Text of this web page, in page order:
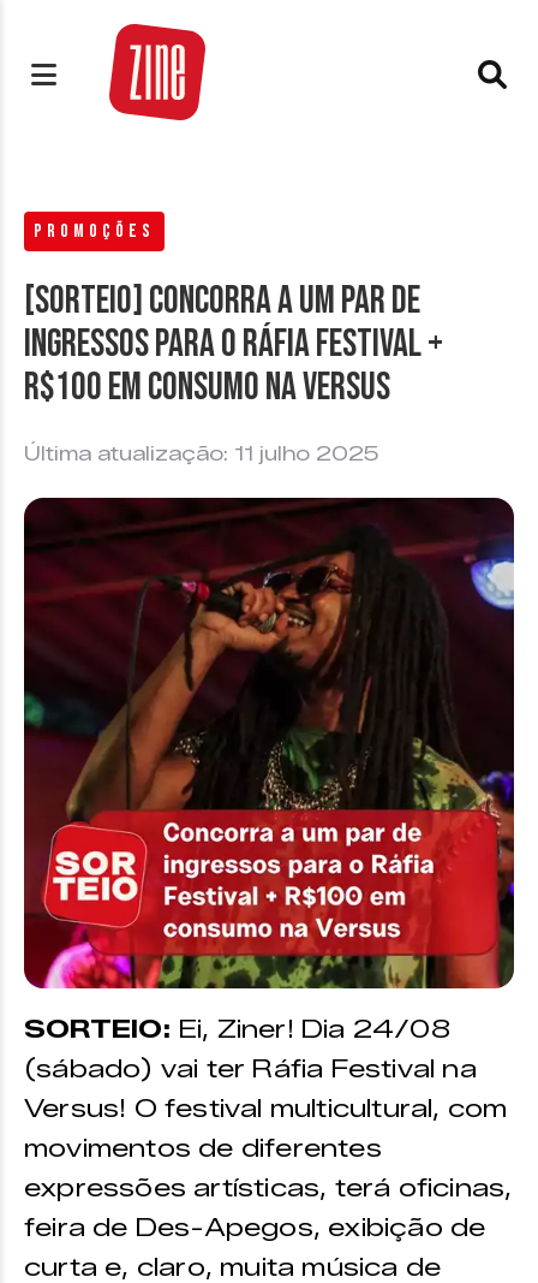
PROMOÇÕES
[SORTEIO] Concorra a um par de
ingressos para o Ráfia Festival +
R$100 em consumo na Versus
Última atualização: 11 julho 2025
SORTEIO: Ei, Ziner! Dia 24/08
(sábado) vai ter Ráfia Festival na
Versus! O festival multicultural, com
movimentos de diferentes
expressões artísticas, terá oficinas,
feira de Des-Apegos, exibição de
curta e, claro, muita música de